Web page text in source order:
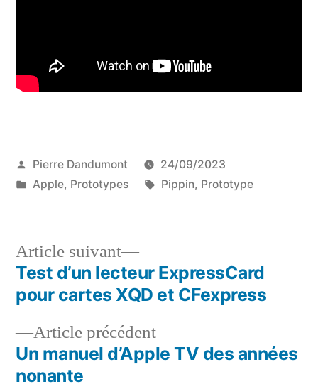
Publié
par
Pierre Dandumont
24/09/2023
Publié
Apple, Prototypes Étiquettes :
Pippin, Prototype
Navigation
l’article
Article précédentArticle
précédent :
Un manuel d’Apple TV des années
nonante
Article suivant
Article
suivant :
Test d’un lecteur ExpressCard
pour cartes XQD et CFexpress